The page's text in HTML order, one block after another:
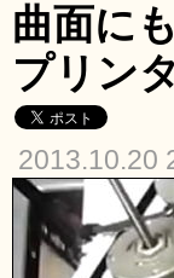
曲面に
プリン
2013.10.20